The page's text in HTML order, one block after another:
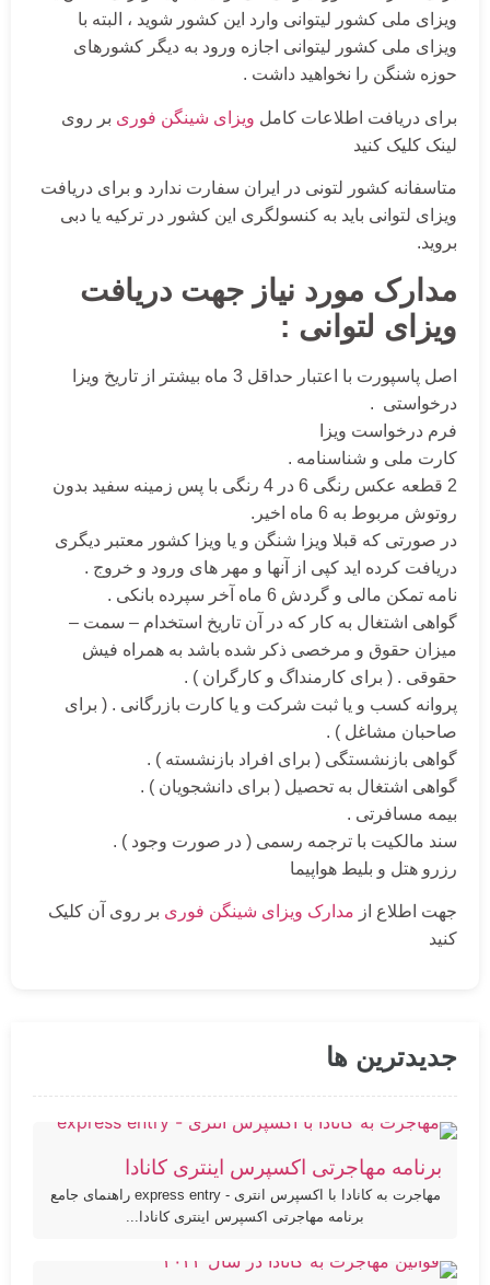
ویزای ملی کشور لیتوانی وارد این کشور شوید ، البته با
ویزای ملی کشور لیتوانی اجازه ورود به دیگر کشورهای
حوزه شنگن را نخواهید داشت .
برای دریافت اطلاعات کاملویزای شینگن فوری بر روی
لینک کلیک کنید
متاسفانه کشور لتونی در ایران سفارت ندارد و برای دریافت
ویزای لتوانی باید به کنسولگری این کشور در ترکیه یا دبی
بروید.
مدارک مورد نیاز جهت دریافت
ویزای لتوانی :
اصل پاسپورت با اعتبار حداقل 3 ماه بیشتر از تاریخ ویزا
درخواستی .
فرم درخواست ویزا
کارت ملی و شناسنامه .
2 قطعه عکس رنگی 6 در 4 رنگی با پس زمینه سفید بدون
روتوش مربوط به 6 ماه اخیر.
در صورتی که قبلا ویزا شنگن و یا ویزا کشور معتبر دیگری
دریافت کرده اید کپی از آنها و مهر های ورود و خروج .
نامه تمکن مالی و گردش 6 ماه آخر سپرده بانکی .
گواهی اشتغال به کار که در آن تاریخ استخدام – سمت –
میزان حقوق و مرخصی ذکر شده باشد به همراه فیش
حقوقی . ( برای کارمنداگ و کارگران ) .
پروانه کسب و یا ثبت شرکت و یا کارت بازرگانی . ( برای
صاحبان مشاغل ) .
گواهی بازنشستگی ( برای افراد بازنشسته ) .
گواهی اشتغال به تحصیل ( برای دانشجویان ) .
بیمه مسافرتی .
سند مالکیت با ترجمه رسمی ( در صورت وجود ) .
رزرو هتل و بلیط هواپیما
جهت اطلاع ازمدارک ویزای شینگن فوری بر روی آن کلیک
کنید
جدیدترین ها
برنامه مهاجرتی اکسپرس اینتری کانادا
مهاجرت به کانادا با اکسپرس انتری - express entry راهنمای جامع
برنامه مهاجرتی اکسپرس اینتری کانادا...